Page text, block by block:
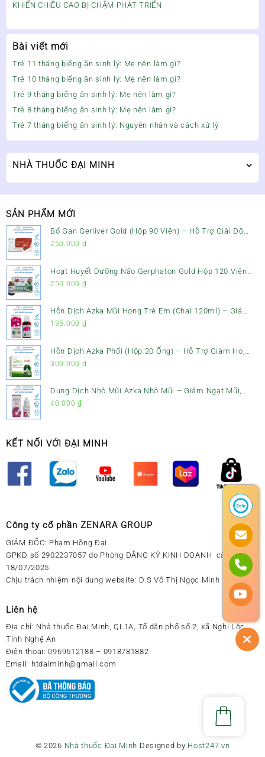
KHIẾN CHIỀU CAO BỊ CHẬM PHÁT TRIỂN
Bài viết mới
Trẻ 11 tháng biếng ăn sinh lý: Mẹ nên làm gì?
Trẻ 10 tháng biếng ăn sinh lý: Mẹ nên làm gì?
Trẻ 9 tháng biếng ăn sinh lý: Mẹ nên làm gì?
Trẻ 8 tháng biếng ăn sinh lý: Mẹ nên làm gì?
Trẻ 7 tháng biếng ăn sinh lý: Nguyên nhân và cách xử lý
NHÀ THUỐC ĐẠI MINH
SẢN PHẨM MỚI
Bổ Gan Gerliver Gold (Hộp 90 Viên) – Hỗ Trợ Giải Độc
Gan, Mát Gan & Bảo Vệ Gan
250.000 ₫
Hoạt Huyết Dưỡng Não Gerphaton Gold Hộp 120 Viên
– Giảm Đau Đầu, Hoa Mắt, Chóng Mặt & Rối Loạn Tiền
250.000 ₫
Hỗn Dịch Azka Mũi Họng Trẻ Em (Chai 120ml) – Giảm
Ho, Tiêu Đờm & Đau Rát Họng
135.000 ₫
Hỗn Dịch Azka Phổi (Hộp 20 Ống) – Hỗ Trợ Giảm Ho,
Tiêu Đờm & Bổ Phổi
300.000 ₫
Dung Dịch Nhỏ Mũi Azka Nhỏ Mũi – Giảm Ngạt Mũi,
Sổ Mũi Cho Trẻ Sơ Sinh
40.000 ₫
KẾT NỐI VỚI ĐẠI MINH
Công ty cổ phần ZENARA GROUP
GIÁM ĐỐC: Phạm Hồng Đại
GPKD số 2902237057 do Phòng ĐĂNG KÝ KINH DOANH cấp ngày
18/07/2025
Chịu trách nhiệm nội dung website: D.S Võ Thị Ngọc Minh
Liên hệ
Địa chỉ: Nhà thuốc Đại Minh, QL1A, Tổ dân phố số 2, xã Nghi Lộc,
Tỉnh Nghệ An
Điện thoại: 0969612188 – 0918781882
Email: htdaiminh@gmail.com
© 2026 Nhà thuốc Đại Minh Designed by Host247.vn